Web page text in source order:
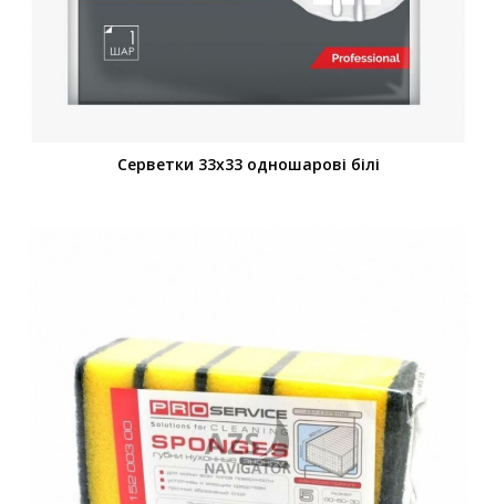
Серветки 33х33 одношарові білі